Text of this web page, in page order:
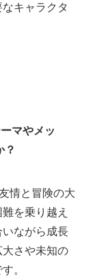
キャラクタ
マやメッ
？
情と冒険の大
を乗り越え
ながら成長
大さや未知の
。